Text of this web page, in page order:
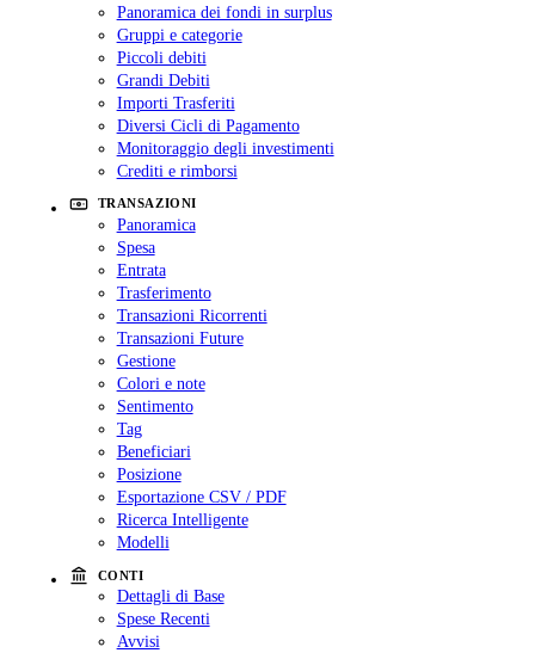
Panoramica dei fondi in surplus
Gruppi e categorie
Piccoli debiti
Grandi Debiti
Importi Trasferiti
Diversi Cicli di Pagamento
Monitoraggio degli investimenti
Crediti e rimborsi
TRANSAZIONI
Panoramica
Spesa
Entrata
Trasferimento
Transazioni Ricorrenti
Transazioni Future
Gestione
Colori e note
Sentimento
Tag
Beneficiari
Posizione
Esportazione CSV / PDF
Ricerca Intelligente
Modelli
CONTI
Dettagli di Base
Spese Recenti
Avvisi